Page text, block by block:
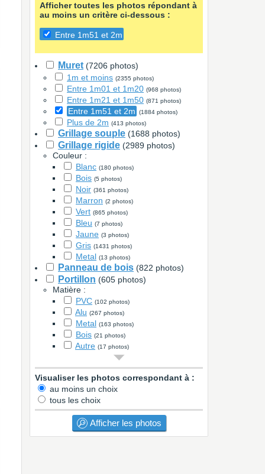
Afficher toutes les photos répondant à
au moins un critère ci-dessous :
Entre 1m51 et 2m
Muret (7206 photos)
1m et moins (2355 photos)
Entre 1m01 et 1m20 (968 photos)
Entre 1m21 et 1m50 (871 photos)
Entre 1m51 et 2m (1884 photos)
Plus de 2m (413 photos)
Grillage souple (1688 photos)
Grillage rigide (2989 photos)
Couleur :
Blanc (180 photos)
Bois (5 photos)
Noir (361 photos)
Marron (2 photos)
Vert (865 photos)
Bleu (7 photos)
Jaune (3 photos)
Gris (1431 photos)
Metal (13 photos)
Panneau de bois (822 photos)
Portillon (605 photos)
Matière :
PVC (102 photos)
Alu (267 photos)
Metal (163 photos)
Bois (21 photos)
Autre (17 photos)
Blanc (113 photos)
Bois (10 photos)
Noir (76 photos)
Marron
Vert (83 photos)
Bleu (2 photos)
Rouge
Visualiser les photos correspondant à :
au moins un choix
tous les choix
Afficher les photos